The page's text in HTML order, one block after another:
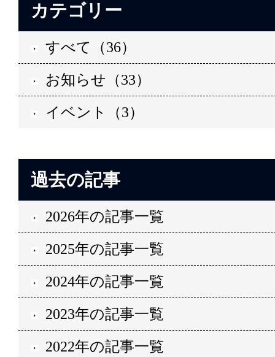
カテゴリー
すべて（36）
お知らせ（33）
イベント（3）
過去の記事
2026年の記事一覧
2025年の記事一覧
2024年の記事一覧
2023年の記事一覧
2022年の記事一覧